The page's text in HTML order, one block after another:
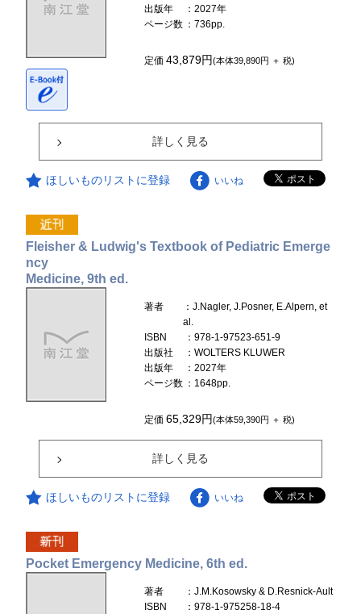
出版年
：2027年
ページ数 ：736pp.
定価43,879円(本体39,890円 ＋ 税)
詳しく見る
ほしいものリストに登録 いいね
Fleisher & Ludwig's Textbook of Pediatric Emerge
ncy
Medicine, 9th ed.
著者
：J.Nagler, J.Posner, E.Alpern, et
al.
ISBN
：978-1-97523-651-9
出版社
：WOLTERS KLUWER
出版年
：2027年
ページ数 ：1648pp.
定価65,329円(本体59,390円 ＋ 税)
詳しく見る
ほしいものリストに登録 いいね
Pocket Emergency Medicine, 6th ed.
著者
：J.M.Kosowsky & D.Resnick-Ault
ISBN
：978-1-975258-18-4